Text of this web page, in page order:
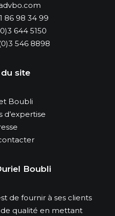
86 98 34 99
644 5150
546 8898
du site
Boubli
d’expertise
Boubli
de fournir à ses clients
qualité en mettant